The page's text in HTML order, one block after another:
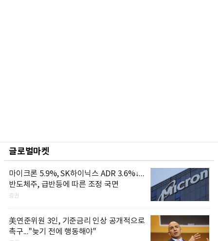
글로벌마켓
마이크론 5.9%, SK하이닉스 ADR 3.6%↓...
반도체주, 급반등에 따른 조정 국면
증권
美연준위원 3인, 기준금리 인상 공개적으로
촉구..."늦기 전에 행동해야"